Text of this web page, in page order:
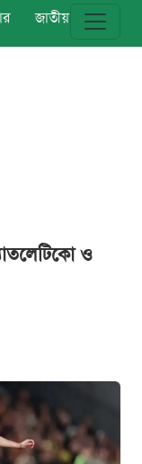
জাতীয় বিশ্ব
ও